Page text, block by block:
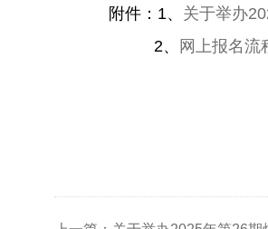
附件：1、 关于举办
2、
网上报名流